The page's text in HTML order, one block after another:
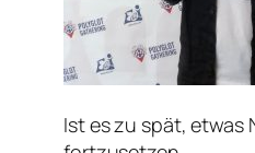
Ist es zu spät, etwas